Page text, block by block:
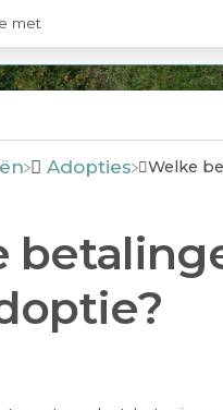
​Adopties Welke